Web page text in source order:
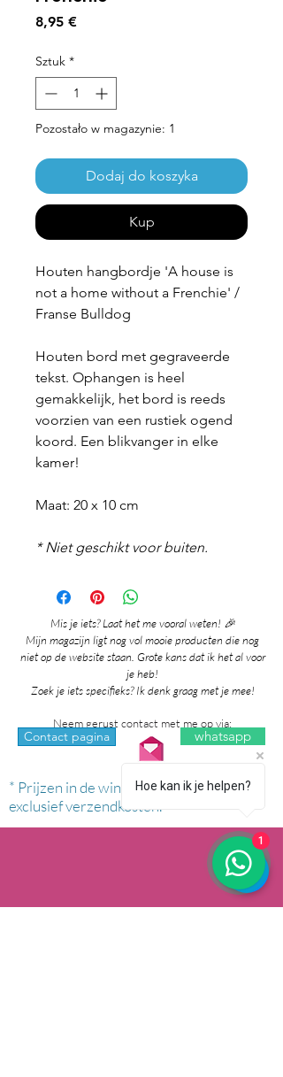
8,95 €Cena
Sztuk *
Pozostało w magazynie: 1
Dodaj do koszyka
Kup
Houten hangbordje 'A house is
not a home without a Frenchie' /
Franse Bulldog
Houten bord met gegraveerde
tekst. Ophangen is heel
gemakkelijk, het bord is reeds
voorzien van een rustiek ogend
koord. Een blikvanger in elke
kamer!
Maat: 20 x 10 cm
* Niet geschikt voor buiten.
Mis je iets? Laat het me vooral weten! 🎉
Mijn magazijn ligt nog vol mooie producten die nog
niet op de website staan. Grote kans dat ik het al voor
je heb!
Zoek je iets specifieks? Ik denk graag met je mee!
Neem gerust contact met me op via:
Contact pagina whatsapp
* Prijzen in de winkel zijn inclusief btw en
exclusief verzendkosten.
Hoe kan ik je helpen?
1